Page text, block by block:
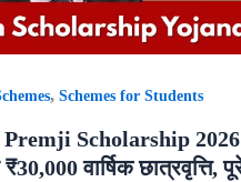
, Schemes for Students
Scholarship
वार्षिक छात्रवृत्ति,